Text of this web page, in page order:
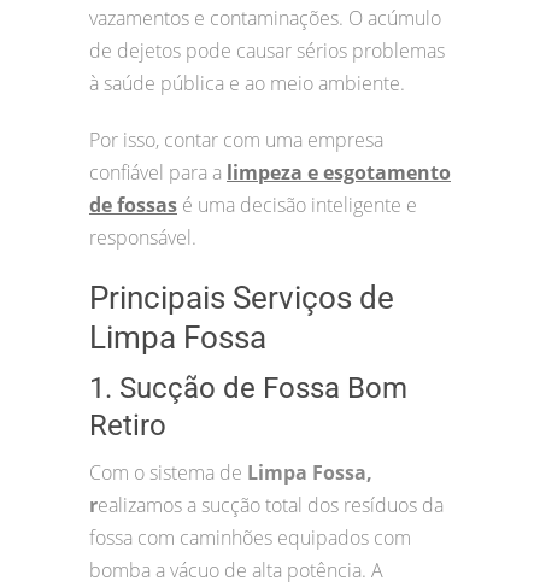
vazamentos e contaminações. O acúmulo
de dejetos pode causar sérios problemas
à saúde pública e ao meio ambiente.
Por isso, contar com uma empresa
confiável para a limpeza e esgotamento
de fossas é uma decisão inteligente e
responsável.
Principais Serviços de
Limpa Fossa
1. Sucção de Fossa Bom
Retiro
Com o sistema de Limpa Fossa,
realizamos a sucção total dos resíduos da
fossa com caminhões equipados com
bomba a vácuo de alta potência. A